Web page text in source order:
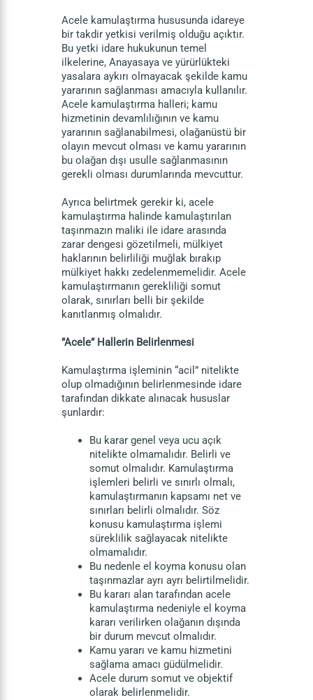
Acele kamulaştırma hususunda idareye
bir takdir yetkisi verilmiş olduğu açıktır.
Bu yetki idare hukukunun temel
ilkelerine, Anayasaya ve yürürlükteki
yasalara aykırı olmayacak şekilde kamu
yararının sağlanması amacıyla kullanılır.
Acele kamulaştırma halleri; kamu
hizmetinin devamlılığının ve kamu
yararının sağlanabilmesi, olağanüstü bir
olayın mevcut olması ve kamu yararının
bu olağan dışı usulle sağlanmasının
gerekli olması durumlarında mevcuttur.
Ayrıca belirtmek gerekir ki, acele
kamulaştırma halinde kamulaştırılan
taşınmazın maliki ile idare arasında
zarar dengesi gözetilmeli, mülkiyet
haklarının belirliliği muğlak bırakıp
mülkiyet hakkı zedelenmemelidir. Acele
kamulaştırmanın gerekliliği somut
olarak, sınırları belli bir şekilde
kanıtlanmış olmalıdır.
”Acele” Hallerin Belirlenmesi
Kamulaştırma işleminin “acil” nitelikte
olup olmadığının belirlenmesinde idare
tarafından dikkate alınacak hususlar
şunlardır:
Bu karar genel veya ucu açık
nitelikte olmamalıdır. Belirli ve
somut olmalıdır. Kamulaştırma
işlemleri belirli ve sınırlı olmalı,
kamulaştırmanın kapsamı net ve
sınırları belirli olmalıdır. Söz
konusu kamulaştırma işlemi
süreklilik sağlayacak nitelikte
olmamalıdır.
Bu nedenle el koyma konusu olan
taşınmazlar ayrı ayrı belirtilmelidir.
Bu kararı alan tarafından acele
kamulaştırma nedeniyle el koyma
kararı verilirken olağanın dışında
bir durum mevcut olmalıdır.
Kamu yararı ve kamu hizmetini
sağlama amacı güdülmelidir.
Acele durum somut ve objektif
olarak belirlenmelidir.